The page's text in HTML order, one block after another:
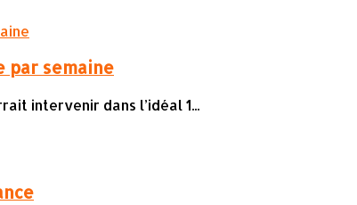
par semaine
intervenir dans l’idéal 1...